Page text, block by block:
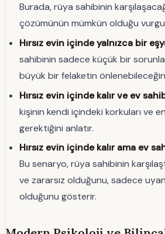
Burada, rüya sahibinin
çözümünün mümkün olduğu
Hırsız evin içinde yalnızca bir
sahibinin sadece küçük bir sorunla
büyük bir felaketin
Hırsız evin içinde kalır ve ev
kişinin kendi içindeki korkuları ve
gerektiğini anlatır.
Hırsız evin içinde kalır ama ev
Bu senaryo, rüya sahibinin
ve zararsız olduğunu, sadece
olduğunu gösterir.